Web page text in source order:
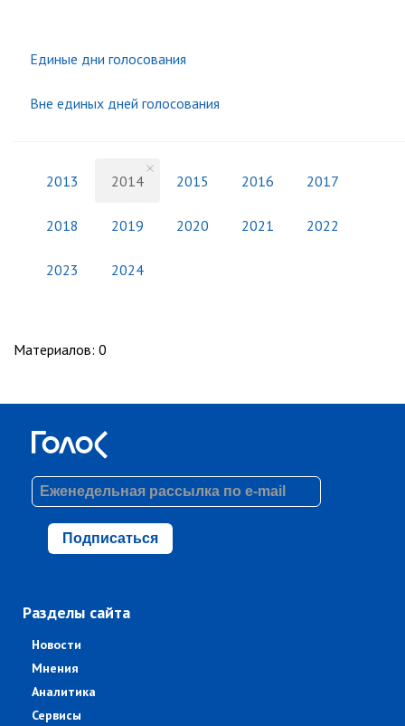
Единые дни голосования
Вне единых дней голосования
2013 2014 2015 2016 2017
2018 2019 2020 2021 2022
2023 2024
Материалов: 0
Подписаться
Разделы сайта
Новости
Мнения
Аналитика
Сервисы